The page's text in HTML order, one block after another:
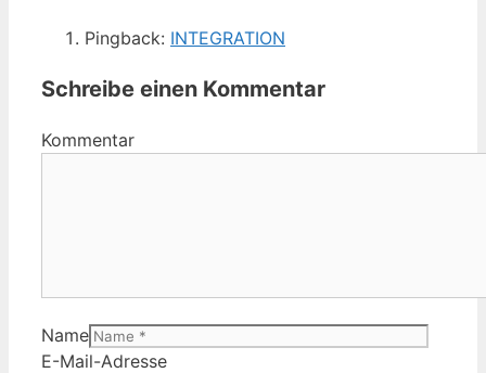
Pingback: INTEGRATION
Schreibe einen Kommentar
Kommentar
Name
E-Mail-Adresse